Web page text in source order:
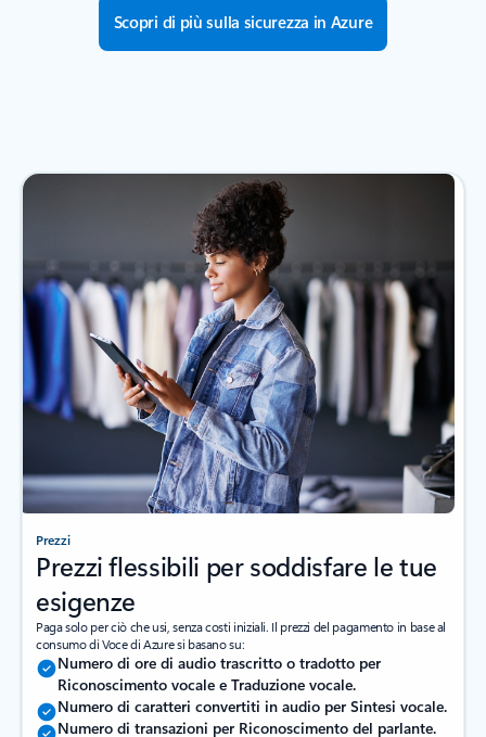
Scopri di più sulla sicurezza in Azure
Prezzi
Prezzi flessibili per soddisfare le tue
esigenze
Paga solo per ciò che usi, senza costi iniziali. Il prezzi del pagamento in base al
consumo di Voce di Azure si basano su:
Numero di ore di audio trascritto o tradotto per
Riconoscimento vocale e Traduzione vocale.
Numero di caratteri convertiti in audio per Sintesi vocale.
Numero di transazioni per Riconoscimento del parlante.